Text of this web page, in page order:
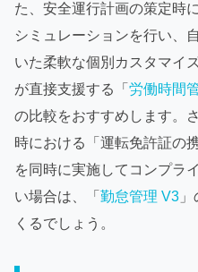
た、安全運行計画の策定時
シミュレーションを行い、
いた柔軟な個別カスタマイ
が直接支援する「 労働時間
の比較をおすすめします。
時における「運転免許証の
を同時に実施してコンプラ
い場合は、「 勤怠管理 V3
くるでしょう。